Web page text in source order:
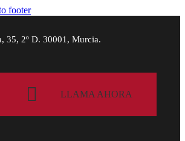
footer
35, 2º D. 30001, Murcia.
LLAMA AHORA